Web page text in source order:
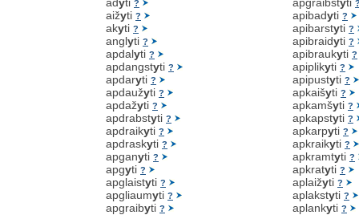
?
aižyti ?
akyti ?
anglyti ?
apdalyti ?
apdangstyti ?
apdaryti ?
apdaužyti ?
apdažyti ?
apdrabstyti ?
apdraikyti ?
apdraskyti ?
apganyti ?
apgyti ?
apglaistyti ?
apgliaumyti ?
apgraibyti ?
apibadyti ?
apibarstyti ?
apibraidyti ?
apibraukyti ?
apiplikyti ?
apipustyti ?
apkaišyti ?
apkamšyti ?
apkapstyti ?
apkarpyti ?
apkraikyti ?
apkramtyti ?
apkratyti ?
aplaižyti ?
aplakstyti ?
aplankyti ?